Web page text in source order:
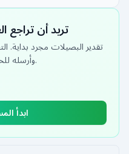
تريد أن تراجع
تقدير البصيلات مجرد بداية.
وأرسله للحصول على استشارة حقيقية.
ابدأ